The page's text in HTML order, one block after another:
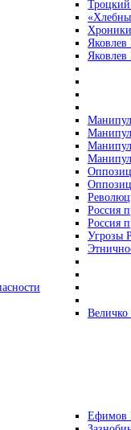
Россия
Россия
Угрозы
Ефимов